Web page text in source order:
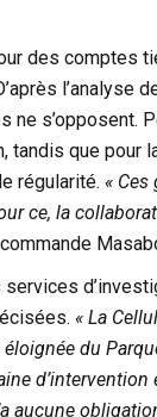
des comptes
l’analyse
ne s’opposent.
tandis que pour
régularité. « Ces
ce, la
« La
du
d’intervention
aucune